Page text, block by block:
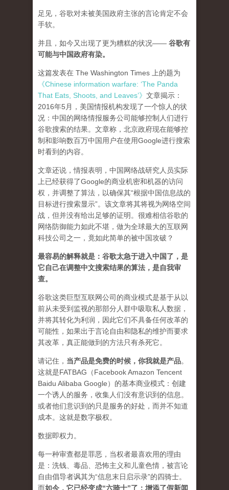
足见，谷歌对未被美国政府主张的言论肯定不会
手软。
并且，如今又出现了更为糟糕的状况—— 谷歌有
可能与中国政府有染。
这篇发表在 The Washington Times 上的题为
《Chinese information warfare: ‘The Panda
That Eats, Shoots, and Leaves’》 文章揭示：
2016年5月，美国情报机构发现了一个惊人的状
况：中国的网络情报服务公司能够控制人们进行
谷歌搜索的结果。文章称，北京政府现在能够控
制和影响数百万中国用户在使用Google进行搜索
时看到的内容。
文章还说，情报表明，中国网络战研究人员实际
上已经获得了Google的商业机密和机器的访问
权，并调整了算法，以确保其“根据中国信息战的
目标进行搜索显示”。该文章将其将视为网络空间
战，但并没有给出足够的证明。很难相信谷歌的
网络防御能力如此不堪，做为全球最大的互联网
科技公司之一，竟如此简单的被中国攻破？
最容易的解释就是：谷歌太急于进入中国了，是
它自己在调整中文搜索结果的算法，是自我审
查。
谷歌这类巨型互联网公司的商业模式是基于从以
前从未受到监视的那部分人群中吸取私人数据，
并将其转化为利润，因此它们不具备任何改革的
可能性，如果出于言论自由和隐私的维护而要求
其改革，真正能做到的方法只有杀死它。
请记住， 当产品是免费的时候，你我就是产品。
这就是FATBAG（Facebook Amazon Tencent
Baidu Alibaba Google）的基本商业模式：创建
一个诱人的服务，收集人们没有意识到的信息。
或者他们意识到的只是服务的好处，而并不知道
成本。这就是数字极权。
数据即权力。
每一种审查都是罪恶，当权者最喜欢用的理由
是：洗钱、毒品、恐怖主义和儿童色情，被言论
自由倡导者讽其为“信息末日启示录”的四骑士。
而如今，它已经变成“六骑士”了：增添了假新闻